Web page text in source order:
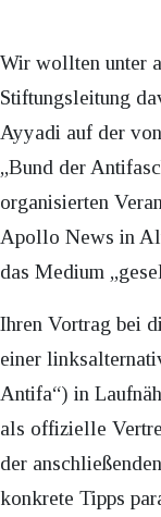
Wir wollten unter
Stiftungsleitung
Ayyadi auf der
„Bund der
organisierten
Apollo News in
das Medium
Ihren Vortrag bei
einer
Antifa“) in
als offizielle
der
konkrete Tipps